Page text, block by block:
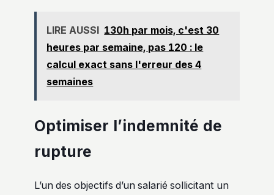
LIRE AUSSI 130h par mois, c'est 30
heures par semaine, pas 120 : le
calcul exact sans l'erreur des 4
semaines
Optimiser l’indemnité de
rupture
L’un des objectifs d’un salarié sollicitant un